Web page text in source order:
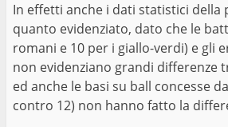
In effetti anche i dati statistici
quanto evidenziato, dato che le
romani e 10 per i giallo-verdi) e gli
non evidenziano grandi differenze
ed anche le basi su ball concesse
contro 12) non hanno fatto la